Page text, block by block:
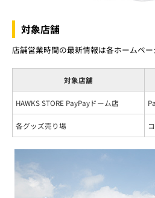
対象店舗
店舗営業時間の最新情報は各ホームペー
対象店舗
HAWKS STORE PayPayドーム店
各グッズ売り場